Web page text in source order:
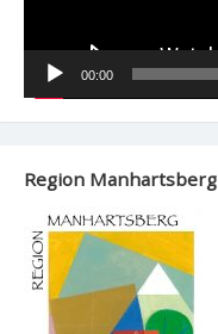
00:00
Region Manhartsberg